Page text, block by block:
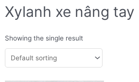
Xylanh xe nâng tay
Showing the single result